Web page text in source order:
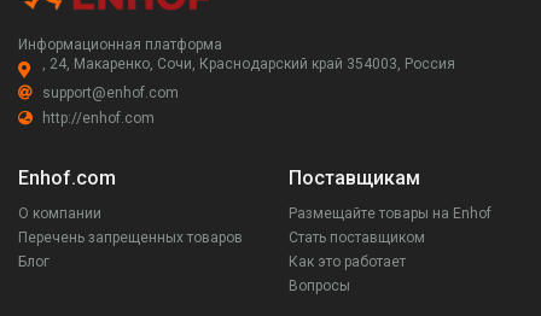
Информационная платформа
, 24, Макаренко, Сочи, Краснодарский край 354003, Россия
support@enhof.com
http://enhof.com
Enhof.com
О компании
Перечень запрещенных товаров
Блог
Поставщикам
Размещайте товары на Enhof
Стать поставщиком
Как это работает
Вопросы